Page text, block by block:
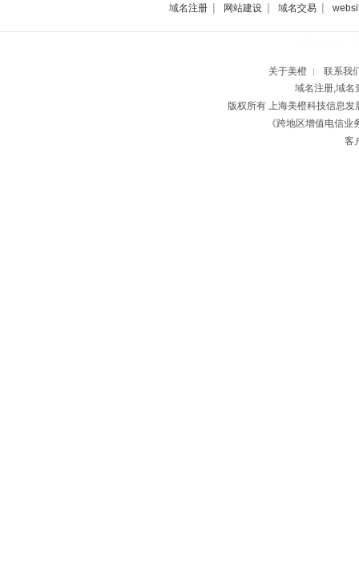
域名注册 | 网站建设 | 域名交易 |
关于美橙 |
联系我
域名注册,域名
版权所有 上海美橙科技信息
《跨地区增值电信
客